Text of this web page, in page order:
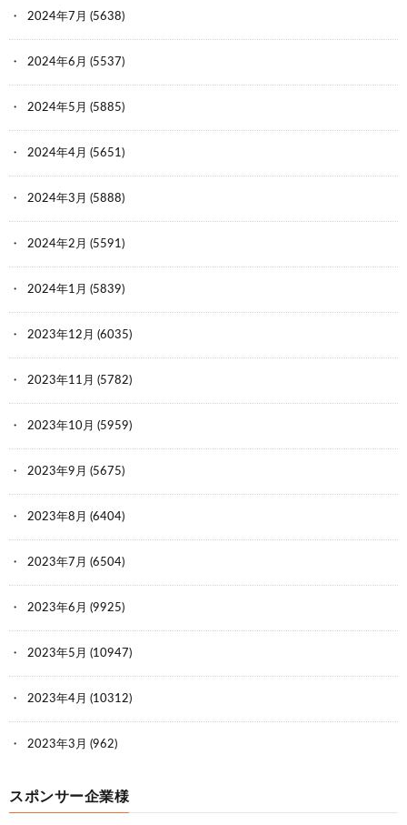
2024年7月 (5638)
2024年6月 (5537)
2024年5月 (5885)
2024年4月 (5651)
2024年3月 (5888)
2024年2月 (5591)
2024年1月 (5839)
2023年12月 (6035)
2023年11月 (5782)
2023年10月 (5959)
2023年9月 (5675)
2023年8月 (6404)
2023年7月 (6504)
2023年6月 (9925)
2023年5月 (10947)
2023年4月 (10312)
2023年3月 (962)
スポンサー企業様